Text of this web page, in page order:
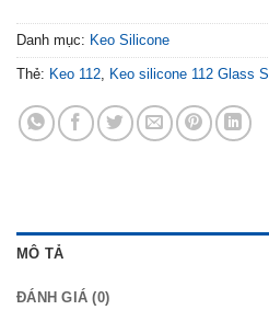
Danh mục: Keo Silicone
Thẻ: Keo 112, Keo silicone 112 Glass
MÔ TẢ
ĐÁNH GIÁ (0)